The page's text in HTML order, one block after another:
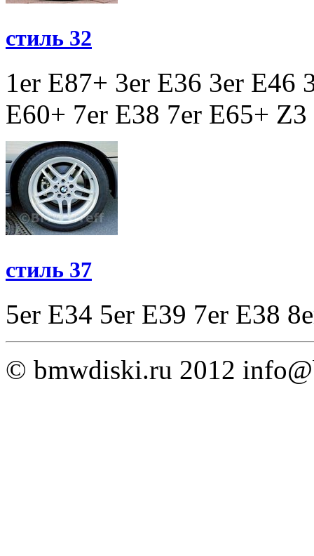
стиль 32
1er E87+ 3er E36 3er E46
E60+ 7er E38 7er E65+ Z3
стиль 37
5er E34 5er E39 7er E38
© bmwdiski.ru 2012